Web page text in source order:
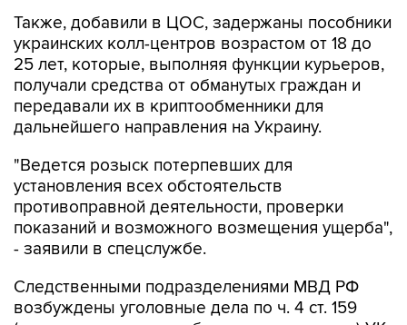
Также, добавили в ЦОС, задержаны пособники
украинских колл-центров возрастом от 18 до
25 лет, которые, выполняя функции курьеров,
получали средства от обманутых граждан и
передавали их в криптообменники для
дальнейшего направления на Украину.
"Ведется розыск потерпевших для
установления всех обстоятельств
противоправной деятельности, проверки
показаний и возможного возмещения ущерба",
- заявили в спецслужбе.
Следственными подразделениями МВД РФ
возбуждены уголовные дела по ч. 4 ст. 159